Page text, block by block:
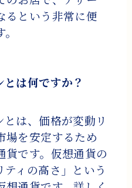
るという非常に便
は何ですか？
は、価格が変動リ
場を安定するため
貨です。仮想通貨の
ィの高さ」という